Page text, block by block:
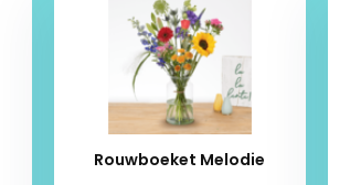
Rouwboeket Melodie